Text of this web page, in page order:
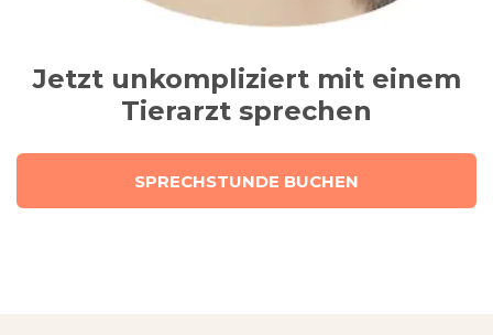
Jetzt unkompliziert mit einem
Tierarzt sprechen
SPRECHSTUNDE BUCHEN